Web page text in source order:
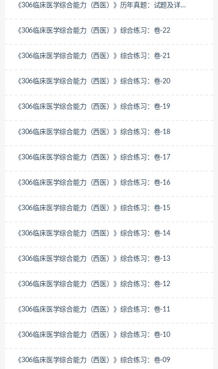
《306临床医学综合能力（西医）》历年真题：试题及详
《306临床医学综合能力（西医）》综合练习：卷-22
《306临床医学综合能力（西医）》综合练习：卷-21
《306临床医学综合能力（西医）》综合练习：卷-20
《306临床医学综合能力（西医）》综合练习：卷-19
《306临床医学综合能力（西医）》综合练习：卷-18
《306临床医学综合能力（西医）》综合练习：卷-17
《306临床医学综合能力（西医）》综合练习：卷-16
《306临床医学综合能力（西医）》综合练习：卷-15
《306临床医学综合能力（西医）》综合练习：卷-14
《306临床医学综合能力（西医）》综合练习：卷-13
《306临床医学综合能力（西医）》综合练习：卷-12
《306临床医学综合能力（西医）》综合练习：卷-11
《306临床医学综合能力（西医）》综合练习：卷-10
《306临床医学综合能力（西医）》综合练习：卷-09